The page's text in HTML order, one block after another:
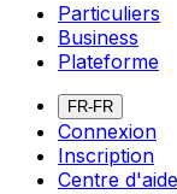
Particuliers
Business
Plateforme
FR-FR
Connexion
Inscription
Centre d'aide